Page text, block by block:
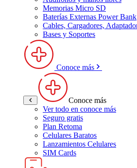
Memorias Micro SD
Baterías Externas Power Bank
Cables, Cargadores,
Bases y Soportes
Conoce más
Conoce más
Ver todo en conoce más
Seguro gratis
Plan Retoma
Celulares Baratos
Lanzamientos Celulares
SIM Cards